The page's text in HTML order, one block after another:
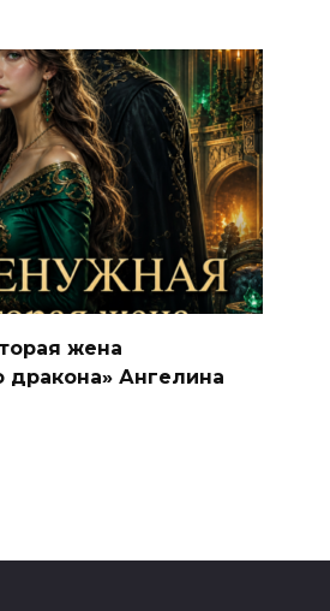
жена
дракона» Ангелина